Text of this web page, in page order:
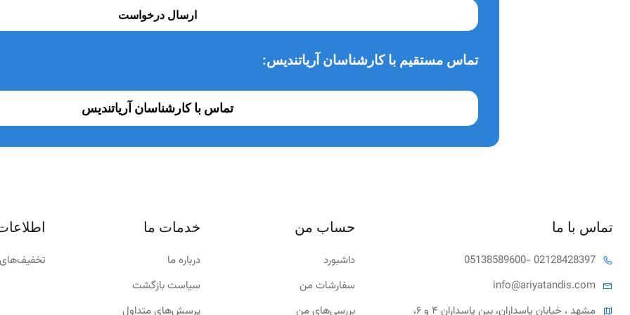
ارسال درخواست
تماس مستقیم با کارشناسان آریاتندیس:
تماس با کارشناسان آریاتندیس
تماس با ما
05138589600- 02128428397
info@ariyatandis.com
حساب من
داشبورد
سفارشات من
بررسی‌های من
خدمات ما
درباره ما
سیاست بازگشت
پرسش‌های متداول
تخفیف‌های